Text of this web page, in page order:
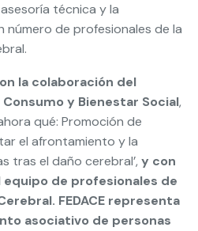
técnica y la
de profesionales de la
la colaboración del
y Bienestar Social,
qué: Promoción de
el afrontamiento y la
tras el daño cerebral’, y con
de profesionales de
FEDACE representa
asociativo de personas